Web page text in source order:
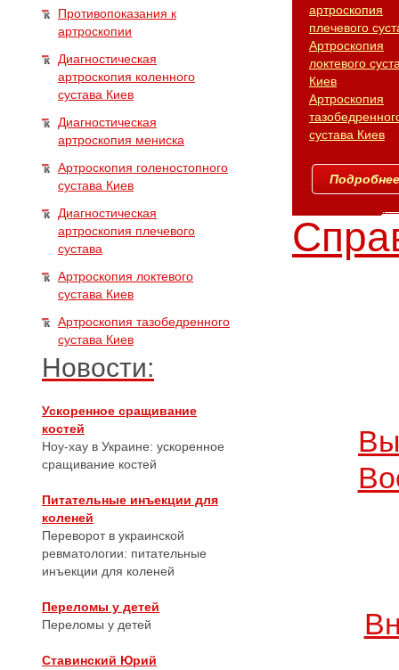
Противопоказания к
артроскопии
Диагностическая
артроскопия коленного
сустава Киев
Диагностическая
артроскопия мениска
Артроскопия голеностопного
сустава Киев
Диагностическая
артроскопия плечевого
сустава
Артроскопия локтевого
сустава Киев
Артроскопия тазобедренного
сустава Киев
Новости:
Ускоренное сращивание
костей
Ноу-хау в Украине: ускоренное
сращивание костей
Питательные инъекции для
коленей
Переворот в украинской
ревматологии: питательные
инъекции для коленей
Переломы у детей
Переломы у детей
Ставинский Юрий
артроскопия
плечевого
Артроскопия
локтевого
Киев
Артроскопия
сустава Киев